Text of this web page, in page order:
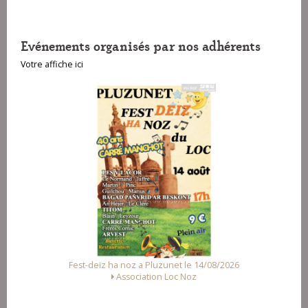
Evénements organisés par nos adhérents
Votre affiche ici
Fest-deiz ha noz a Pluzunet le 14/08/2026
Association Loc Noz